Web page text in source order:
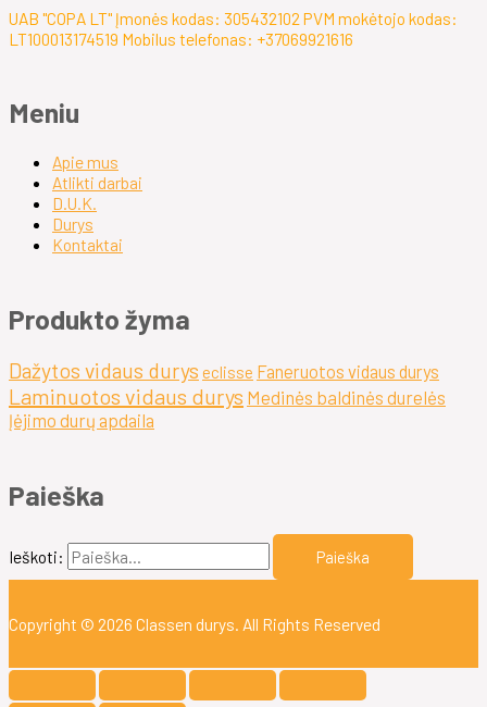
UAB "COPA LT" Įmonės kodas: 305432102 PVM mokėtojo kodas:
LT100013174519 Mobilus telefonas: +37069921616
Meniu
Apie mus
Atlikti darbai
D.U.K.
Durys
Kontaktai
Produkto žyma
Dažytos vidaus durys eclisse Faneruotos vidaus durys
Laminuotos vidaus durys Medinės baldinės durelės
Įėjimo durų apdaila
Paieška
Ieškoti:
Copyright © 2026 Classen durys . All Rights Reserved